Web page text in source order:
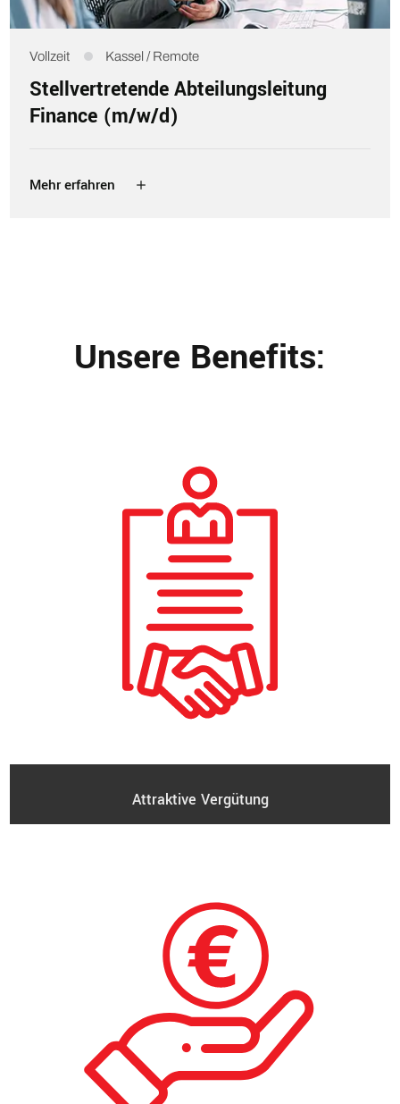
Vollzeit Kassel / Remote
Stellvertretende Abteilungsleitung
Finance (m/w/d)
Mehr erfahren
Unsere Benefits:
Attraktive Vergütung